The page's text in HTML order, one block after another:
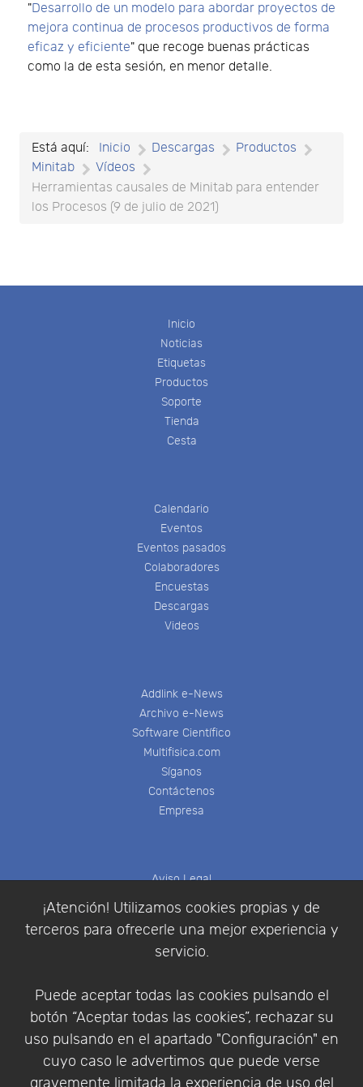
¡Atención! Utilizamos cookies propias y de
terceros para ofrecerle una mejor experiencia y
servicio.
Puede aceptar todas las cookies pulsando el
botón “Aceptar todas las cookies”, rechazar su
uso pulsando en el apartado "Configuración" en
cuyo caso le advertimos que puede verse
gravemente limitada la experiencia de uso del
"Desarrollo de un modelo para abordar proyectos de
mejora continua de procesos productivos de forma
eficaz y eficiente" que recoge buenas prácticas
como la de esta sesión, en menor detalle.
Está aquí: Inicio Descargas
Productos
Minitab
Vídeos
Herramientas causales de Minitab para entender
los Procesos (9 de julio de 2021)
Inicio
Noticias
Etiquetas
Productos
Soporte
Tienda
Cesta
Calendario
Eventos
Eventos pasados
Colaboradores
Encuestas
Descargas
Videos
Addlink e-News
Archivo e-News
Software Científico
Multifisica.com
Síganos
Contáctenos
Empresa
Aviso Legal
Condiciones de compra
Identificarse
Empresa|Aviso Legal| Política de Privacidad |